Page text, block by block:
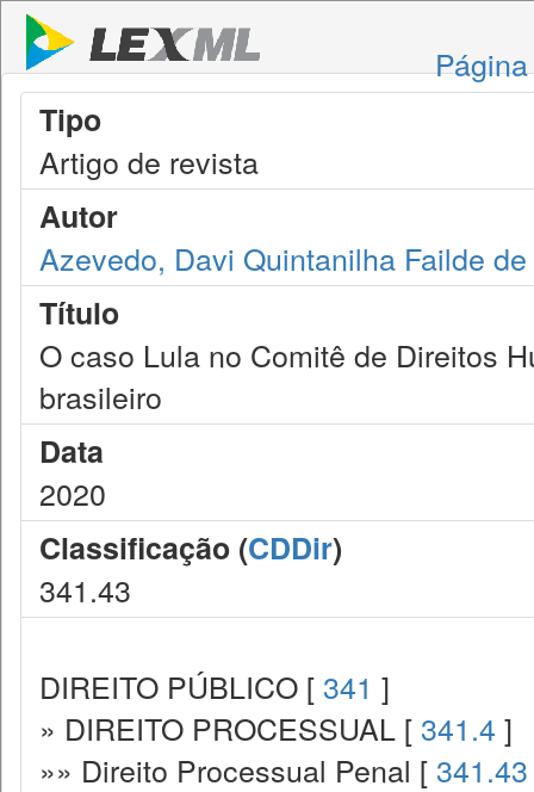
Tipo
Artigo de revista
Autor
Azevedo, Davi Quintanilha Failde de
Título
O caso Lula no Comitê de Direitos
brasileiro
Data
2020
Classificação (CDDir)
341.43
DIREITO PÚBLICO [ 341 ]
» DIREITO PROCESSUAL [ 341.4 ]
»» Direito Processual Penal [ 341.43